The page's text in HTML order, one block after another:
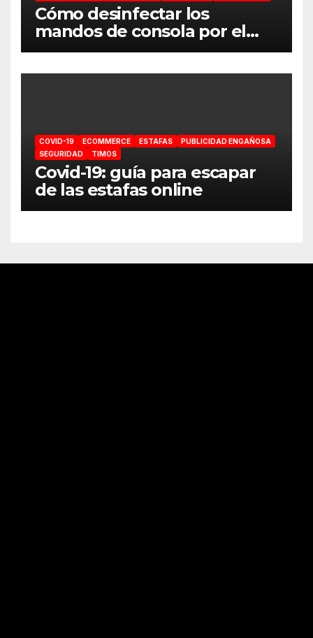
Cómo desinfectar los
mandos de consola por el
coronavirus
COVID-19 ECOMMERCE ESTAFAS
PUBLICIDAD ENGAÑOSA
SEGURIDAD
TIMOS
Covid-19: guía para escapar
de las estafas online